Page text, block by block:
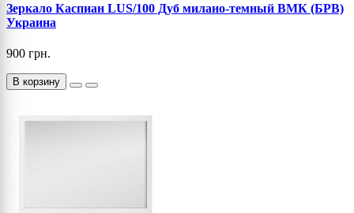
Зеркало Каспиан LUS/100 Дуб милано-темный ВМК (БРВ)
Украина
900 грн.
В корзину